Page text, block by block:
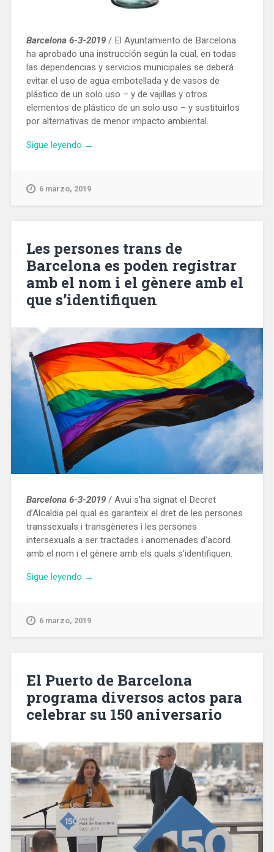
Barcelona 6-3-2019/ El Ayuntamiento de Barcelona
ha aprobado una instrucción según la cual, en todas
las dependencias y servicios municipales se deberá
evitar el uso de agua embotellada y de vasos de
plástico de un solo uso – y de vajillas y otros
elementos de plástico de un solo uso – y sustituirlos
por alternativas de menor impacto ambiental.
Sigue leyendo «El
Barcelona
el
agua
envasada
plásticos
un
solo
uso»
→
6 marzo, 2019
Les persones trans de
Barcelona es poden registrar
amb el nom i el gènere amb el
que s’identifiquen
Barcelona 6-3-2019/ Avui s’ha signat el Decret
d’Alcaldia pel qual es garanteix el dret de les persones
transsexuals i transgèneres i les persones
intersexuals a ser tractades i anomenades d’acord
amb el nom i el gènere amb els quals s’identifiquen.
Sigue leyendo «Les
de
amb
el
nom
gènere
amb
el
que
s’identifiquen»
→
6 marzo, 2019
El Puerto de Barcelona
programa diversos actos para
celebrar su 150 aniversario